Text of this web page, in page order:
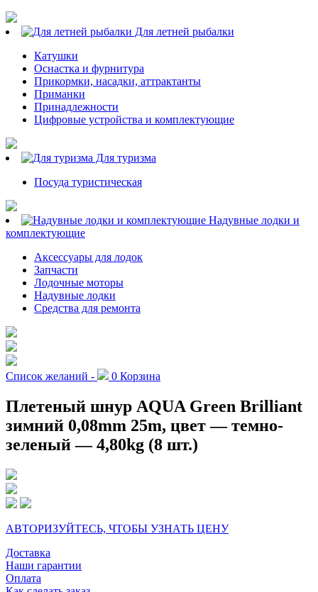
Для летней рыбалки
Катушки
Оснастка и фурнитура
Прикормки, насадки, аттрактанты
Приманки
Принадлежности
Цифровые устройства и комплектующие
Для туризма
Посуда туристическая
Надувные лодки и
комплектующие
Аксессуары для лодок
Запчасти
Лодочные моторы
Надувные лодки
Средства для ремонта
Список желаний - 0 Корзина
Плетеный шнур AQUA Green Brilliant
зимний 0,08mm 25m, цвет — темно-
зеленый — 4,80kg (8 шт.)
АВТОРИЗУЙТЕСЬ, ЧТОБЫ УЗНАТЬ ЦЕНУ
Доставка
Наши гарантии
Оплата